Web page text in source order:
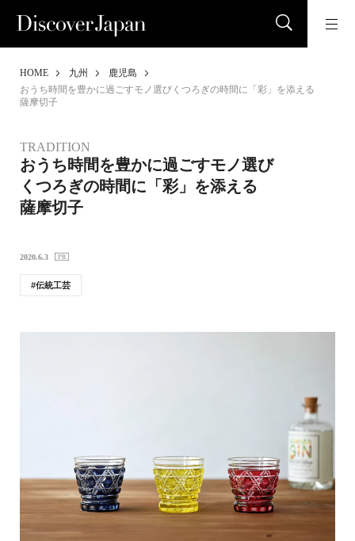
HOME 九州
鹿児島
おうち時間を豊かに過ごすモノ選びくつろぎの時間に「彩」を添える
薩摩切子
TRADITION
おうち時間を豊かに過ごすモノ選び
くつろぎの時間に「彩」を添える
薩摩切子
2020.6.3
伝統工芸